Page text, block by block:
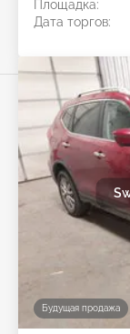
Площадка:
Дата торгов:
Будущая продажа